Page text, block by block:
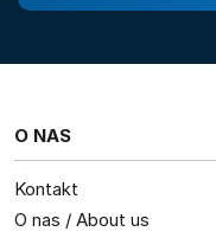
O NAS
Kontakt
O nas / About us